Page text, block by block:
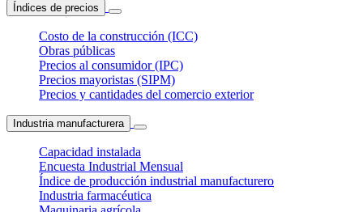
Índices de precios
Costo de la construcción (ICC)
Obras públicas
Precios al consumidor (IPC)
Precios mayoristas (SIPM)
Precios y cantidades del comercio exterior
Industria manufacturera
Capacidad instalada
Encuesta Industrial Mensual
Índice de producción industrial manufacturero
Industria farmacéutica